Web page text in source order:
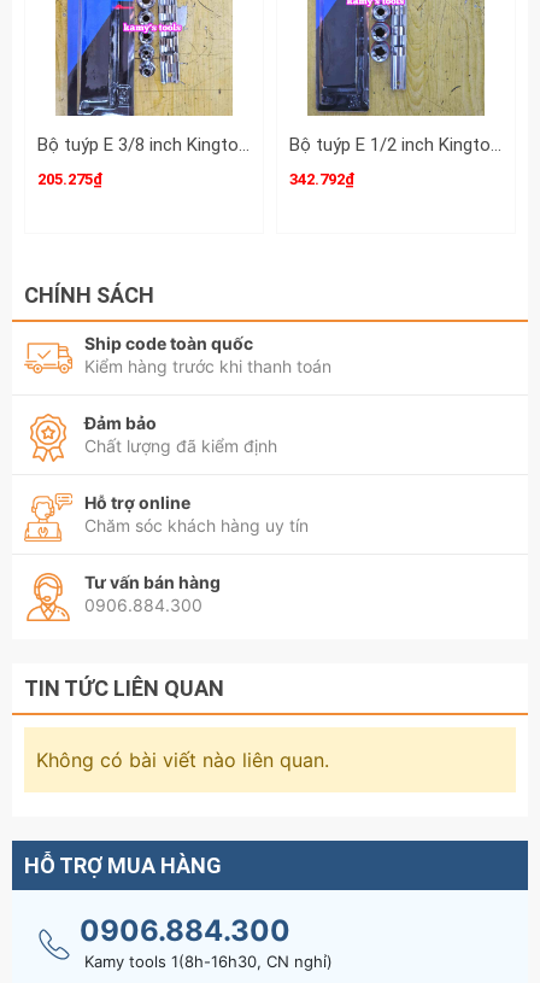
Bộ tuýp E 3/8 inch Kingtony 3106PR 6 chi tiết E8 E10 E12 E14 E16 E18
205.275₫
Bộ tuýp E 1/2 inch Kingtony 4106PR 6 chi tiết E10 E12 E14 E16 E18 E20
342.792₫
CHÍNH SÁCH
Ship code toàn quốc
Kiểm hàng trước khi thanh toán
Đảm bảo
Chất lượng đã kiểm định
Hỗ trợ online
Chăm sóc khách hàng uy tín
Tư vấn bán hàng
0906.884.300
TIN TỨC LIÊN QUAN
Không có bài viết nào liên quan.
HỖ TRỢ MUA HÀNG
0906.884.300
Kamy tools 1(8h-16h30, CN nghỉ)